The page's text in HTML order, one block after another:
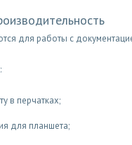
для работы с
в перчатках;
для планшета;